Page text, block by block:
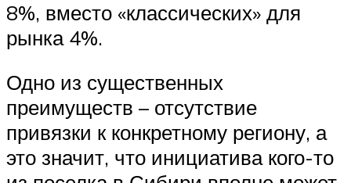
8%, вместо «классических» для
рынка 4%.
Одно из существенных
преимуществ – отсутствие
привязки к конкретному региону, а
это значит, что инициатива кого-то